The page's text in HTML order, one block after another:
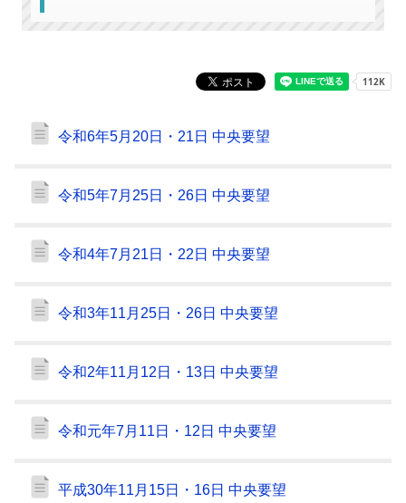
令和6年5月20日・21日 中央要望
令和5年7月25日・26日 中央要望
令和4年7月21日・22日 中央要望
令和3年11月25日・26日 中央要望
令和2年11月12日・13日 中央要望
令和元年7月11日・12日 中央要望
平成30年11月15日・16日 中央要望